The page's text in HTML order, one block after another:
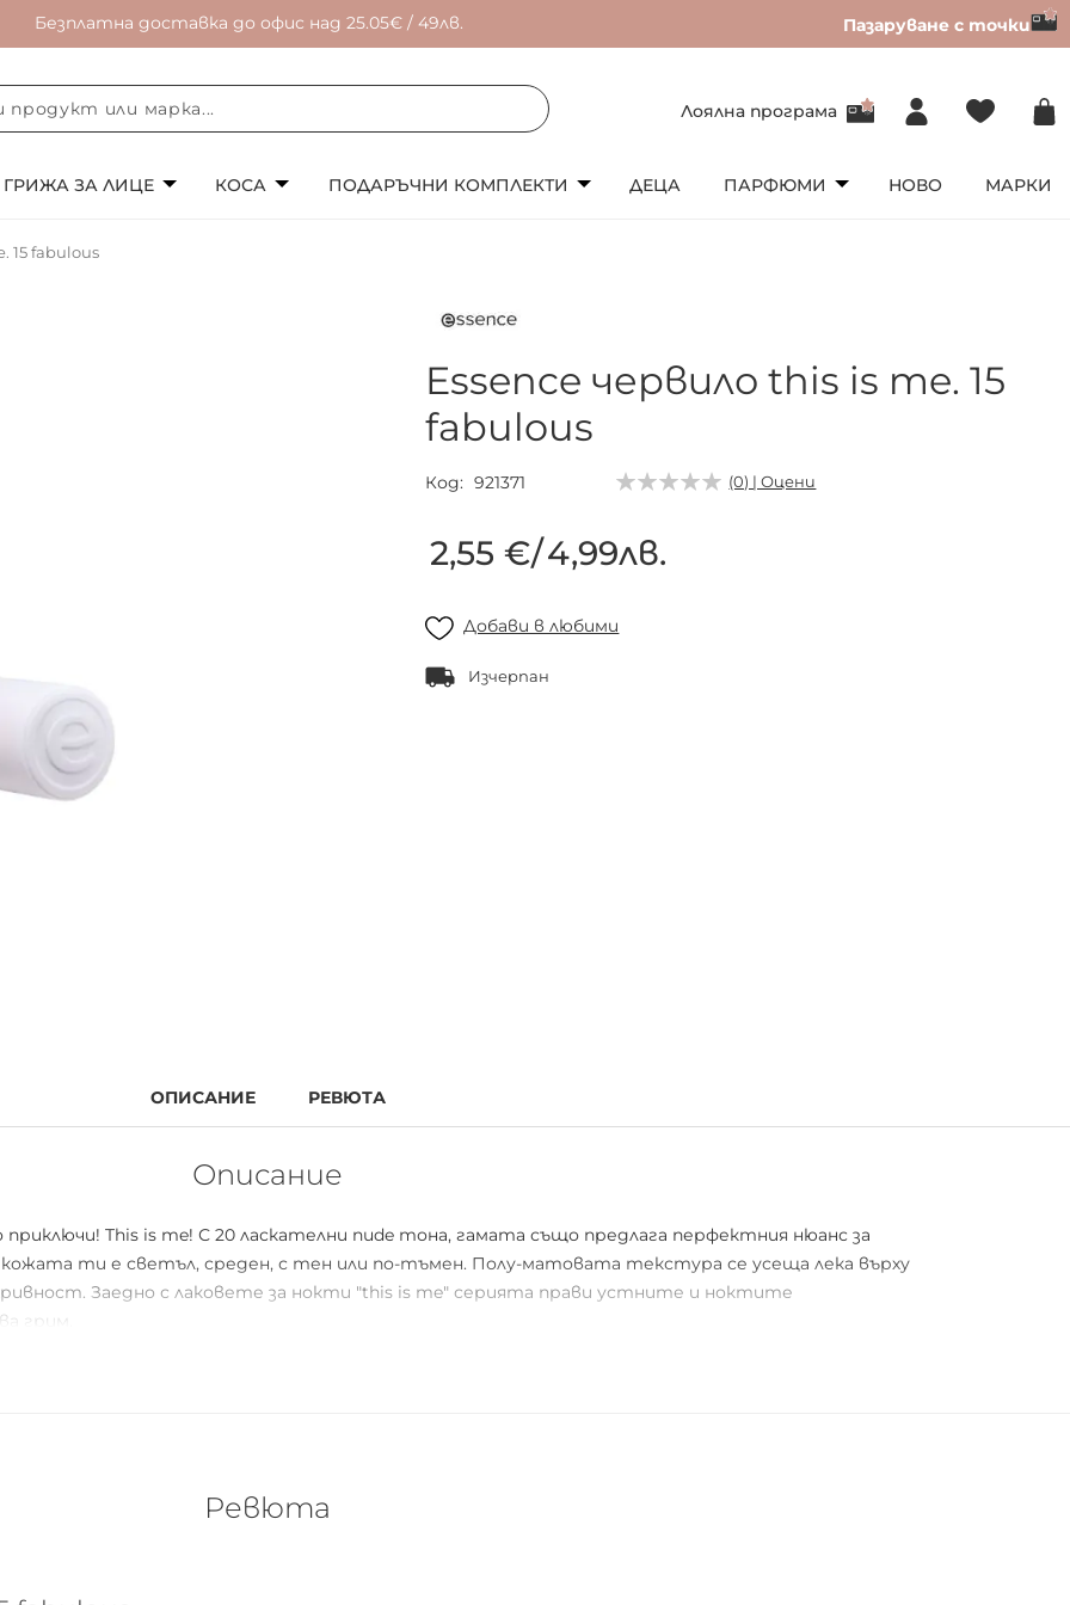
Безплатна доставка до офис над 25.05€ / 49лв. Пазаруване с точки
Лоялна програма
ГРИЖА ЗА ЛИЦЕ КОСА ПОДАРЪЧНИ КОМПЛЕКТИ ДЕЦА ПАРФЮМИ НОВО МАРКИ
15 fabulous
Essence червило this is me. 15
fabulous
Код 921371 (0) | Оцени
2,55 €/4,99лв.
Добави в любими
Изчерпан
ОПИСАНИЕ РЕВЮТА
Описание
This is me! С 20 ласкателни nude тона, гамата също предлага перфектния нюанс за
ти е светъл, среден, с тен или по-тъмен. Полу-матовата текстура се усеща лека върху
Заедно с лаковете за нокти "this is me" серията прави устните и ноктите
грим.
Ревюта